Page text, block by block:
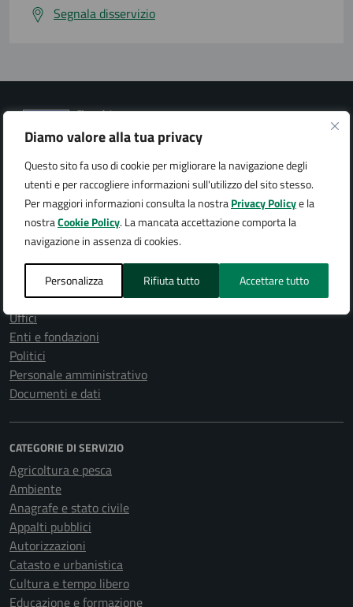
Diamo valore alla tua privacy
Questo sito fa uso di cookie per migliorare la navigazione degli
utenti e per raccogliere informazioni sull'utilizzo del sito stesso.
Per maggiori informazioni consulta la nostraPrivacy Policye la
nostraCookie Policy. La mancata accettazione comporta la
navigazione in assenza di cookies.
Personalizza Rifiuta tutto Accettare tutto
Segnala disservizio
Città di Arona
Organi di governo
Aree amministrative
Uffici
Enti e fondazioni
Politici
Personale amministrativo
Documenti e dati
CATEGORIE DI SERVIZIO
Agricoltura e pesca
Ambiente
Anagrafe e stato civile
Appalti pubblici
Autorizzazioni
Catasto e urbanistica
Cultura e tempo libero
Educazione e formazione